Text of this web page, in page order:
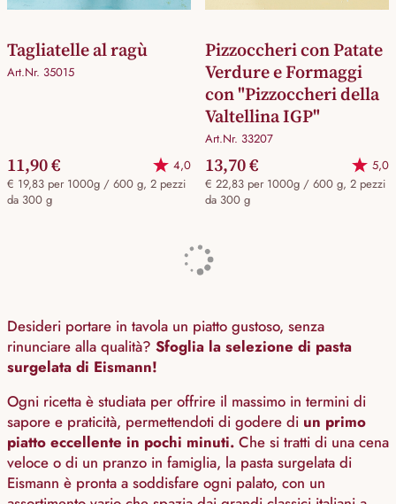
Tagliatelle al ragù
Art.Nr. 35015
11,90 €
4,0
€ 19,83 per 1000g / 600 g, 2 pezzi
da 300 g
Pizzoccheri con Patate
Verdure e Formaggi
con "Pizzoccheri della
Valtellina IGP"
Art.Nr. 33207
13,70 €
5,0
€ 22,83 per 1000g / 600 g, 2 pezzi
da 300 g
Desideri portare in tavola un piatto gustoso, senza
rinunciare alla qualità? Sfoglia la selezione di pasta
surgelata di Eismann!
Ogni ricetta è studiata per offrire il massimo in termini di
sapore e praticità, permettendoti di godere di un primo
piatto eccellente in pochi minuti. Che si tratti di una cena
veloce o di un pranzo in famiglia, la pasta surgelata di
Eismann è pronta a soddisfare ogni palato, con un